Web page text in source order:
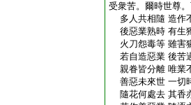
受衆苦。爾時世尊
多人共相隨 造作
後惡業熟時 有生
火刀怨毒等 雖害
若自造惡業 後苦
親眷皆分離 唯業
善惡未來世 一切
隨花何處去 其香